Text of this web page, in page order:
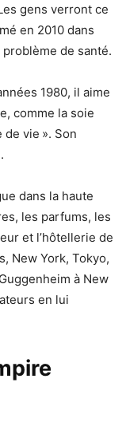
gens verront ce
en 2010 dans
de santé.
1980, il aime
comme la soie
vie ». Son
dans la haute
les parfums, les
et l’hôtellerie de
New York, Tokyo,
à New
en lui